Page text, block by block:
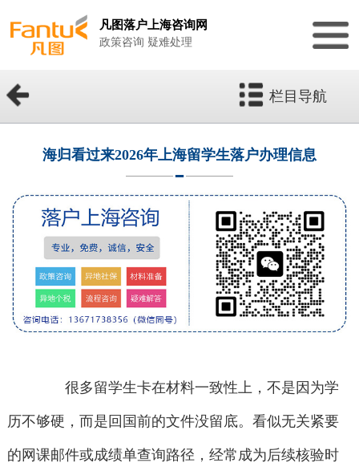
凡图落户上海咨询网
政策咨询 疑难处理
栏目导航
海归看过来2026年上海留学生落户办理信息
很多留学生卡在材料一致性上，不是因为学
历不够硬，而是回国前的文件没留底。看似无关紧要
的网课邮件或成绩单查询路径，经常成为后续核验时